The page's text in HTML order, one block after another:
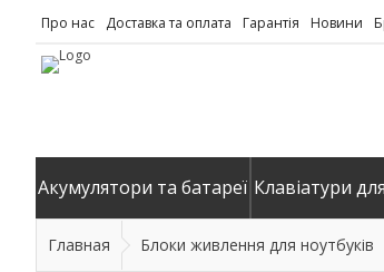
Про нас Доставка та оплата Гарантія Новини
Акумулятори та батареї Клавіатури
Главная Блоки живлення для ноутбуків